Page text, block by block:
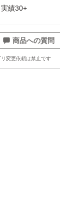
績30+
商品への質問
変更依頼は禁止です